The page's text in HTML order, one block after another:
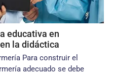
educativa en
la didáctica
Para construir el
adecuado se debe